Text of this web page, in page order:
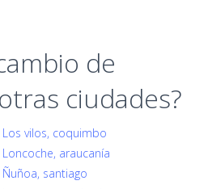
de
ciudades?
vilos, coquimbo
araucanía
santiago